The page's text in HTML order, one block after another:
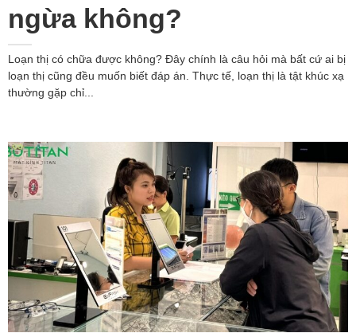
ngừa không?
Loạn thị có chữa được không? Đây chính là câu hỏi mà bất cứ ai bị
loạn thị cũng đều muốn biết đáp án. Thực tế, loạn thị là tật khúc xạ
thường gặp chỉ...